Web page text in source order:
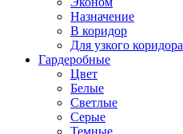
Назначение
В коридор
Для узкого коридора
Гардеробные
Цвет
Белые
Светлые
Серые
Темные